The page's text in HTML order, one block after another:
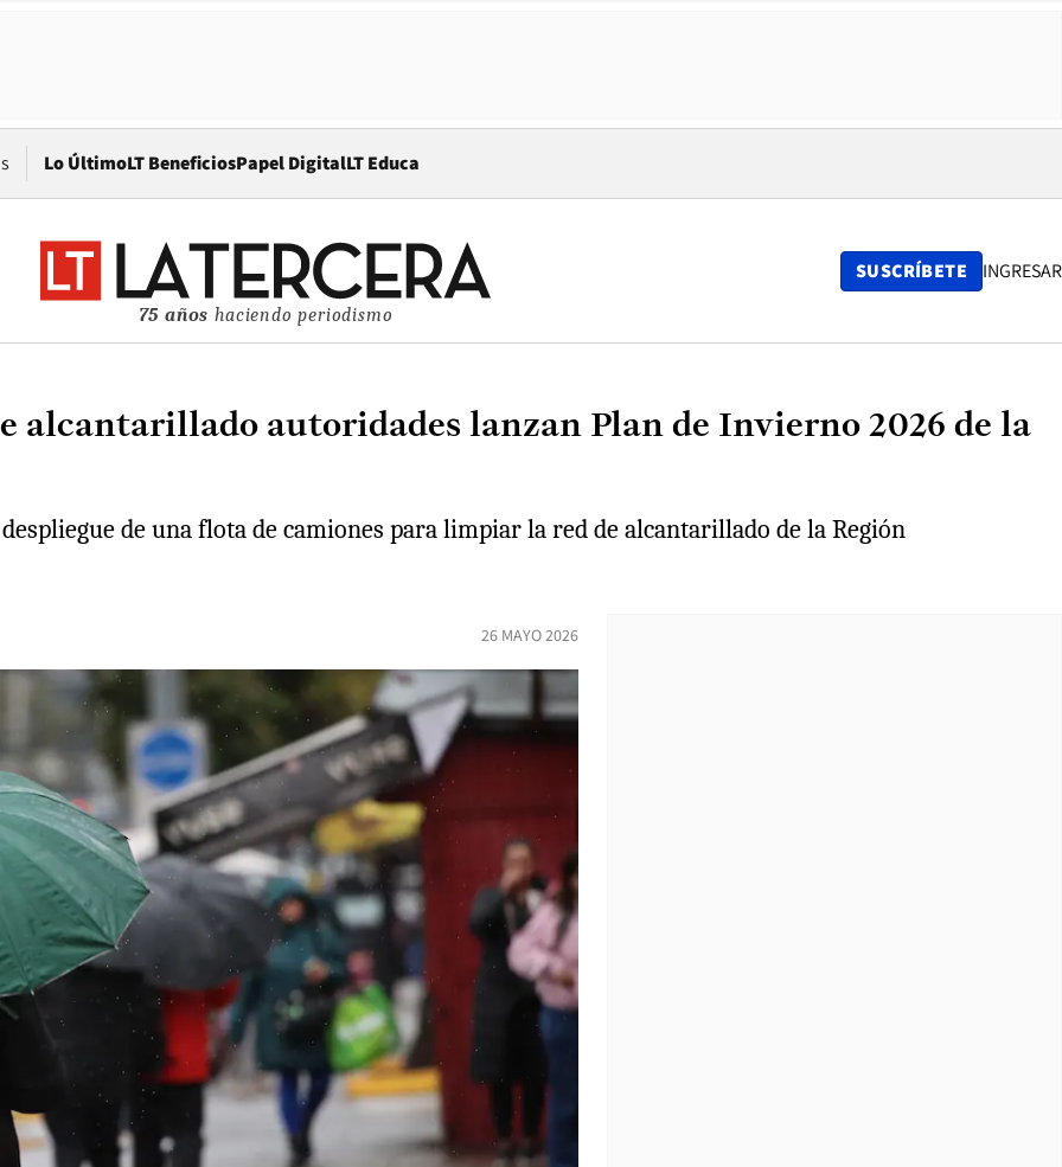
Lo ÚltimoLT BeneficiosPapel DigitalOpens in new window
LT Educa
75 años haciendo periodismo
SUSCRÍBETE INGRESAR
alcantarillado autoridades lanzan Plan de Invierno 2026 de la
de una flota de camiones para limpiar la red de alcantarillado de la Región
26 MAYO 2026